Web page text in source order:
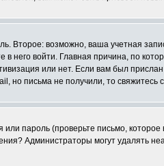
Второе: возможно, ваша учетная
в него войти. Главная причина, по
или нет. Если вам был
но письма не получили, то
пароль (проверьте письмо,
Администраторы могут удалять